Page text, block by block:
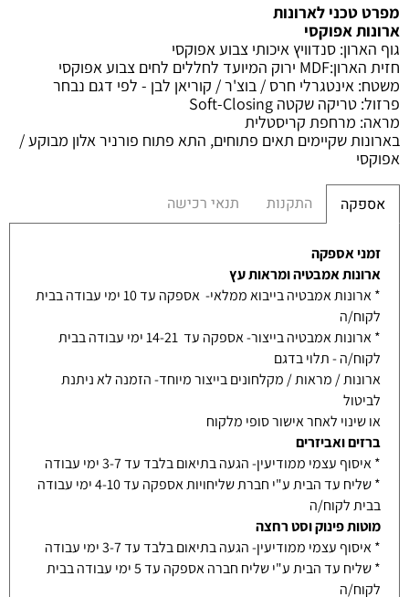
מפרט טכני לארונות
ארונות אפוקסי
גוף הארון: סנדוויץ איכותי צבוע אפוקסי
חזית הארון:MDF
ירוק המיועד לחללים לחים צבוע אפוקסי
משטח: אינטגרלי חרס / בוצ'ר / קוריאן לבן - לפי דגם נבחר
פרזול: טריקה שקטה Soft-Closing
מראה: מרחפת קריסטלית
בארונות שקיימים תאים פתוחים, התא פתוח פורניר אלון מבוקע /
אפוקסי
אספקה התקנות תנאי רכישה
זמני אספקה
ארונות אמבטיה ומראות עץ
* ארונות אמבטיה בייבוא ממלאי- אספקה עד 10 ימי עבודה בבית
לקוח/ה
* ארונות אמבטיה בייצור- אספקה עד 14-21 ימי עבודה בבית
לקוח/ה - תלוי בדגם
ארונות / מראות / מקלחונים בייצור מיוחד- הזמנה לא ניתנת
לביטול
או שינוי לאחר אישור סופי מלקוח
ברזים ואביזרים
* איסוף עצמי ממודיעין- הגעה בתיאום בלבד עד 3-7 ימי עבודה
* שליח עד הבית ע"י חברת שליחויות אספקה עד 4-10 ימי עבודה
בבית לקוח/ה
מוטות פינוק וסט רחצה
* איסוף עצמי ממודיעין- הגעה בתיאום בלבד עד 3-7 ימי עבודה
* שליח עד הבית ע"י שליח חברה אספקה עד 5 ימי עבודה בבית
לקוח/ה